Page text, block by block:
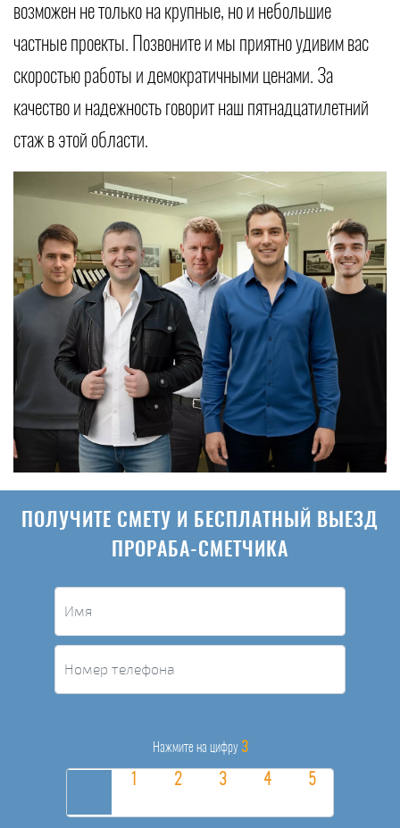
возможен не только на крупные, но и небольшие
частные проекты. Позвоните и мы приятно удивим вас
скоростью работы и демократичными ценами. За
качество и надежность говорит наш пятнадцатилетний
стаж в этой области.
ПОЛУЧИТЕ СМЕТУ И БЕСПЛАТНЫЙ ВЫЕЗД
ПРОРАБА-СМЕТЧИКА
Нажмите на цифру 3